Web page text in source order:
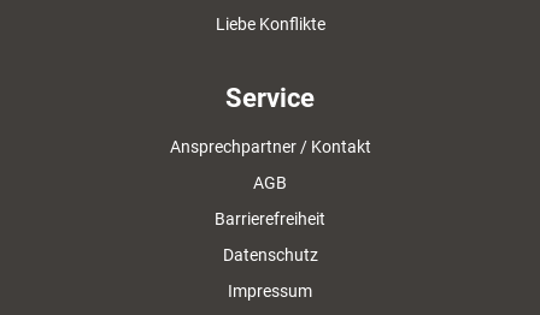
Liebe Konflikte
Service
Ansprechpartner / Kontakt
AGB
Barrierefreiheit
Datenschutz
Impressum